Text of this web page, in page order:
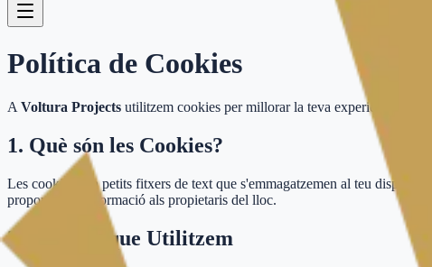
Política de Cookies
A Voltura Projects utilitzem cookies per millorar la teva experiència al
1. Què són les Cookies?
Les cookies són petits fitxers de text que s'emmagatzemen al teu
proporcionar informació als propietaris del lloc.
2. Cookies que Utilitzem